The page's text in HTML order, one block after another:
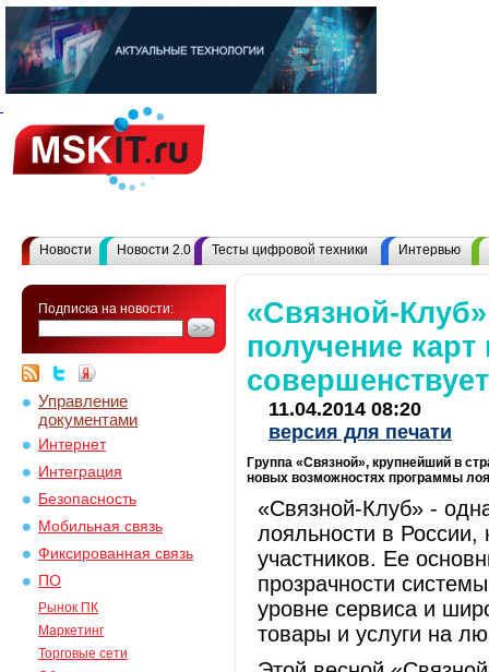
Новости Новости 2.0 Тесты цифровой техники Интервью
Подписка на новости:
Управление
документами
Интернет
Интеграция
Безопасность
Мобильная связь
Фиксированная связь
ПО
Рынок ПК
Маркетинг
Торговые сети
«Связной-
получение
11.04.2014 08:20
версия для печати
Группа «Связной», крупнейший в
новых возможностях программы
«Связной-Клуб» -
лояльности в России,
участников. Ее
прозрачности
уровне сервиса и
товары и услуги на